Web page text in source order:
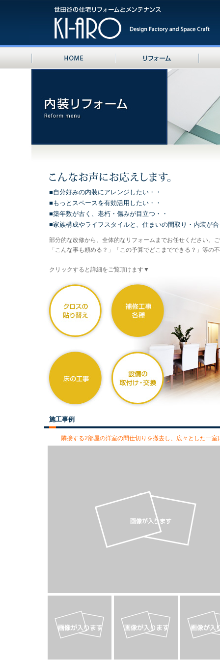
■自分好みの内装にアレンジしたい・・
■もっとスペースを有効活用したい・・
■築年数が古く、老朽・傷みが目立つ・・
■家族構成やライフスタイルと、住まいの間取り・内装が
部分的な改修から、全体的なリフォームまでお任せください。
「こんな事も頼める？」「この予算でどこまでできる？」等の
クリックすると詳細をご覧頂けます▼
施工事例
隣接する2部屋の洋室の間仕切りを撤去し、広々とした一